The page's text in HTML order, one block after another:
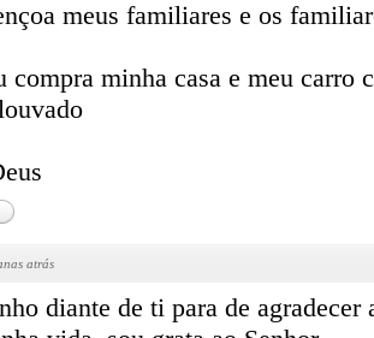
meus familiares e os
compra minha casa e meu carro
atrás
diante de ti para de agradecer